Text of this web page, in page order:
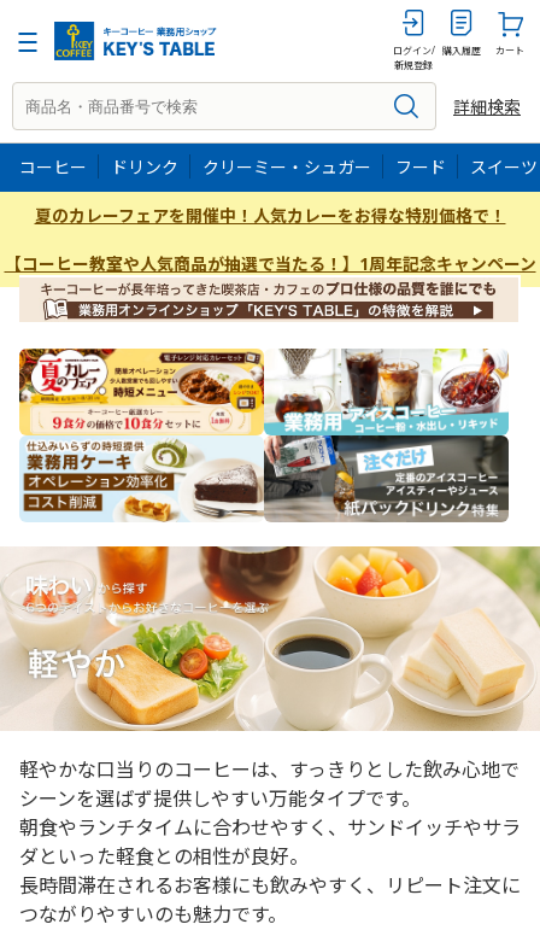
ログイン/
新規登録
購入履歴 カート
詳細検索
コーヒー ドリンク クリーミー・シュガー フード スイーツ
夏のカレーフェアを開催中！人気カレーをお得な特別価格で！
【コーヒー教室や人気商品が抽選で当たる！】1周年記念キャンペーン
軽やかな口当りのコーヒーは、すっきりとした飲み心地で
シーンを選ばず提供しやすい万能タイプです。
朝食やランチタイムに合わせやすく、サンドイッチやサラ
ダといった軽食との相性が良好。
長時間滞在されるお客様にも飲みやすく、リピート注文に
つながりやすいのも魅力です。